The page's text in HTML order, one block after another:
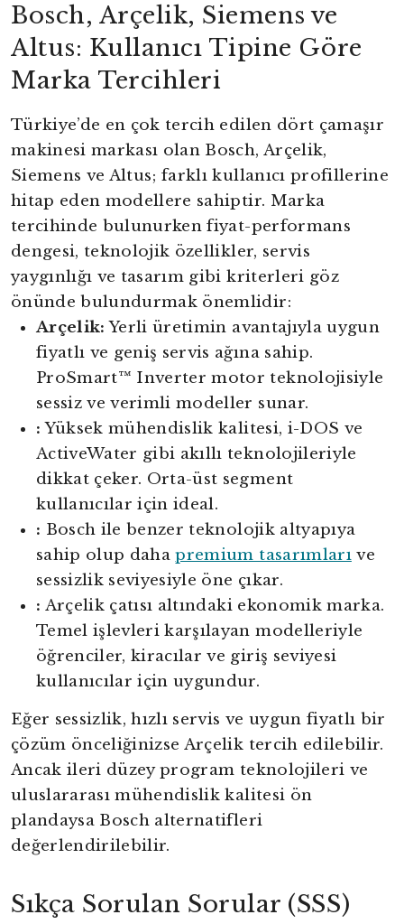
Bosch, Arçelik, Siemens ve
Altus: Kullanıcı Tipine Göre
Marka Tercihleri
Türkiye’de en çok tercih edilen dört çamaşır
makinesi markası olan Bosch, Arçelik,
Siemens ve Altus; farklı kullanıcı profillerine
hitap eden modellere sahiptir. Marka
tercihinde bulunurken fiyat-performans
dengesi, teknolojik özellikler, servis
yaygınlığı ve tasarım gibi kriterleri göz
önünde bulundurmak önemlidir:
Arçelik: Yerli üretimin avantajıyla uygun
fiyatlı ve geniş servis ağına sahip.
ProSmart™ Inverter motor teknolojisiyle
sessiz ve verimli modeller sunar.
: Yüksek mühendislik kalitesi, i-DOS ve
ActiveWater gibi akıllı teknolojileriyle
dikkat çeker. Orta-üst segment
kullanıcılar için ideal.
: Bosch ile benzer teknolojik altyapıya
sahip olup dahapremium tasarımlarıve
sessizlik seviyesiyle öne çıkar.
: Arçelik çatısı altındaki ekonomik marka.
Temel işlevleri karşılayan modelleriyle
öğrenciler, kiracılar ve giriş seviyesi
kullanıcılar için uygundur.
Eğer sessizlik, hızlı servis ve uygun fiyatlı bir
çözüm önceliğinizse Arçelik tercih edilebilir.
Ancak ileri düzey program teknolojileri ve
uluslararası mühendislik kalitesi ön
plandaysa Bosch alternatifleri
değerlendirilebilir.
Sıkça Sorulan Sorular (SSS)